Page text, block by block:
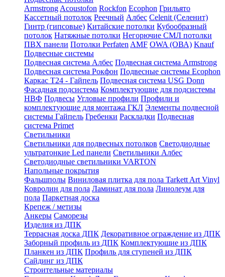
Armstrong Acoustofon Rockfon Ecophon Грильято
Кассетный потолок Реечный Албес Celenit (Селенит)
Гинтр (гипсовые) Китайские потолки Кубообразный
потолок Натяжные потолки Негорючие СМЛ потолки
ПВХ панели Потолки Perfaten AMF OWA (ОВА) Knauf
Подвесные системы
Подвесная система Албес Подвесная система Armstrong
Подвесная система Рокфон Подвесные системы Ecophon
Каркас Т24 - Гайпель Подвесная система USG Donn
Фасадная подсистема Комплектующие для подсистемы
НВФ Подвесы Угловые профили Профили и
комплектующие для монтажа ГКЛ Элементы подвесной
системы Гайпель Гребенки Раскладки Подвесная
система Primet
Светильники
Светильники для подвесных потолков Светодиодные
ультратонкие Led панели Светильники Албес
Светодиодные светильники VARTON
Напольные покрытия
Фальшполы Виниловая плитка для пола Tarkett Art Vinyl
Ковролин для пола Ламинат для пола Линолеум для
пола Паркетная доска
Крепеж / метизы
Анкеры Саморезы
Изделия из ДПК
Террасная доска ДПК Декоративное ограждение из ДПК
Заборный профиль из ДПК Комплектующие из ДПК
Планкен из ДПК Профиль для ступеней из ДПК
Сайдинг из ДПК
Строительные материалы